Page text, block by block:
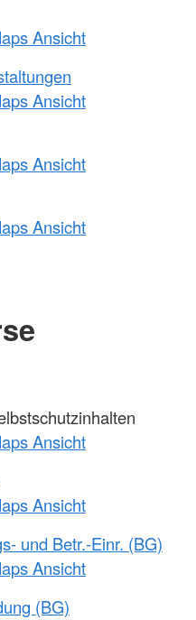
Ansicht
Ansicht
Ansicht
Ansicht
Ansicht
Ansicht
und Betr.-Einr. (BG)
Ansicht
(BG)